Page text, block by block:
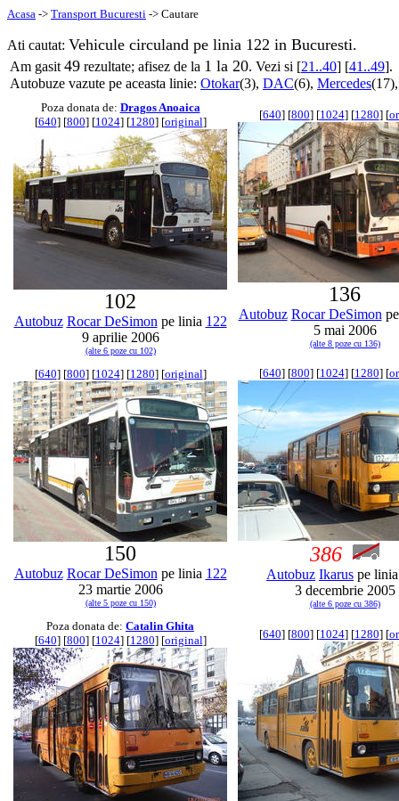
Acasa -> Transport Bucuresti -> Cautare
Ati cautat: Vehicule circuland pe linia 122 in Bucuresti.
Am gasit 49 rezultate; afisez de la 1 la 20. Vezi si [21..40] [41..49].
Autobuze vazute pe aceasta linie: Otokar(3), DAC(6), Mercedes
Poza donata de: Dragos Anoaica
[640] [800] [1024] [1280] [original]
102
Autobuz Rocar DeSimon pe linia 122
9 aprilie 2006
(alte 6 poze cu 102)
[640] [800] [1024] [1280] [
136
Autobuz Rocar DeSimon
5 mai 2006
(alte 8 poze cu 136)
[640] [800] [1024] [1280] [original]
150
Autobuz Rocar DeSimon pe linia 122
23 martie 2006
(alte 5 poze cu 150)
[640] [800] [1024] [1280] [
386
Autobuz Ikarus pe
3 decembrie 2005
(alte 6 poze cu 386)
Poza donata de: Catalin Ghita
[640] [800] [1024] [1280] [original] [640] [800] [1024] [1280] [